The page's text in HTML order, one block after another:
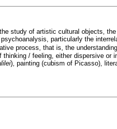
study of artistic cultural objects,
particularly the
process, that is, the
/ feeling, either dispersive or
), painting (cubism of Picasso),